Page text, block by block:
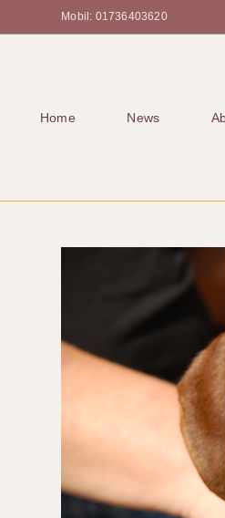
Mobil: 01736403620
Home News